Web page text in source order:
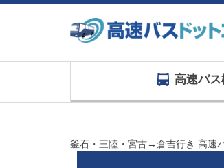
高速バス
釜石・三陸・宮古→倉吉行き 高速